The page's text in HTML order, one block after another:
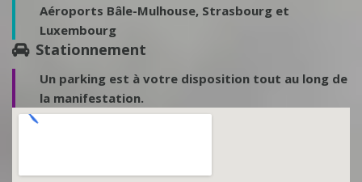
Aéroports Bâle-Mulhouse, Strasbourg et
Luxembourg
Stationnement
Un parking est à votre disposition tout au long de
la manifestation.